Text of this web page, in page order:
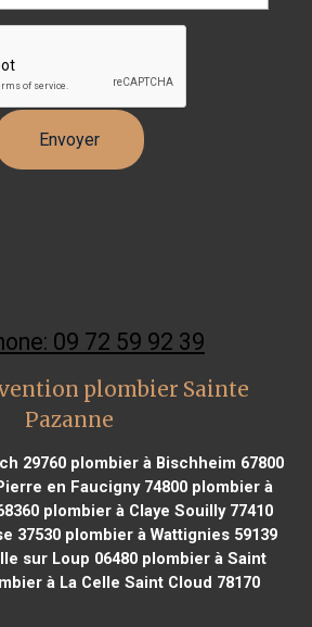
09 72 59 92 39
plombier Sainte
Pazanne
29760 plombier à Bischheim 67800
en Faucigny 74800plombier à
plombier à Claye Souilly 77410
37530 plombier à Wattignies 59139
sur Loup 06480plombier à Saint
à La Celle Saint Cloud 78170